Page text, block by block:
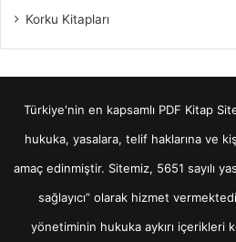
Korku Kitapları
Türkiye'nin en kapsamlı PDF Kitap
hukuka, yasalara, telif haklarına ve
amaç edinmiştir. Sitemiz, 5651 sayılı
sağlayıcı” olarak hizmet
yönetiminin hukuka aykırı içerikleri